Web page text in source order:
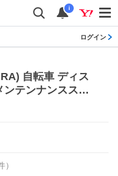
i
ログイン
自転車 ディス
テンナンススタ
）